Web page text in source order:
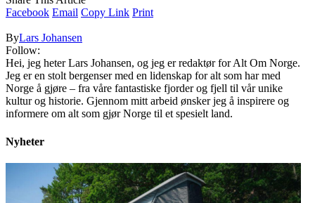
Facebook Email Copy Link Print
ByLars Johansen
Follow:
Hei, jeg heter Lars Johansen, og jeg er redaktør for Alt Om Norge.
Jeg er en stolt bergenser med en lidenskap for alt som har med
Norge å gjøre – fra våre fantastiske fjorder og fjell til vår unike
kultur og historie. Gjennom mitt arbeid ønsker jeg å inspirere og
informere om alt som gjør Norge til et spesielt land.
Nyheter